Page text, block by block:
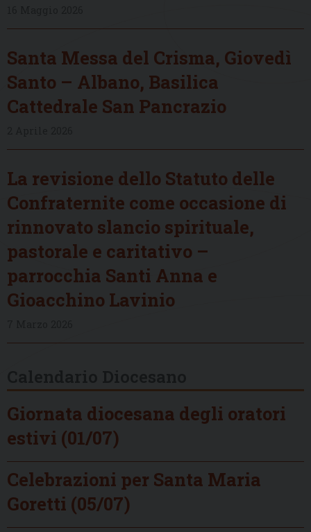
Santa Messa del Crisma, Giovedì
Santo – Albano, Basilica
Cattedrale San Pancrazio
La revisione dello Statuto delle
Confraternite come occasione di
rinnovato slancio spirituale,
pastorale e caritativo –
parrocchia Santi Anna e
Gioacchino Lavinio
Giornata diocesana degli oratori
estivi (01/07)
Celebrazioni per Santa Maria
Goretti (05/07)